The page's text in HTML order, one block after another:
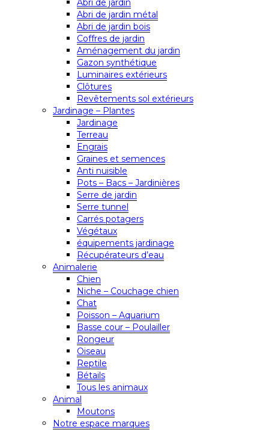
Abri de jardin
Abri de jardin métal
Abri de jardin bois
Coffres de jardin
Aménagement du jardin
Gazon synthétique
Luminaires extérieurs
Clôtures
Revêtements sol extérieurs
Jardinage – Plantes
Jardinage
Terreau
Engrais
Graines et semences
Anti nuisible
Pots – Bacs – Jardinières
Serre de jardin
Serre tunnel
Carrés potagers
Végétaux
équipements jardinage
Récupérateurs d’eau
Animalerie
Chien
Niche – Couchage chien
Chat
Poisson – Aquarium
Basse cour – Poulailler
Rongeur
Oiseau
Reptile
Bétails
Tous les animaux
Animal
Moutons
Notre espace marques